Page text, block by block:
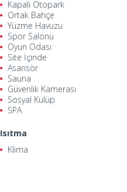
Kapalı Otopark
Ortak Bahçe
Yüzme Havuzu
Spor Salonu
Oyun Odası
Site İçinde
Asansör
Sauna
Güvenlik Kamerası
Sosyal Kulüp
SPA
Isıtma
Klima